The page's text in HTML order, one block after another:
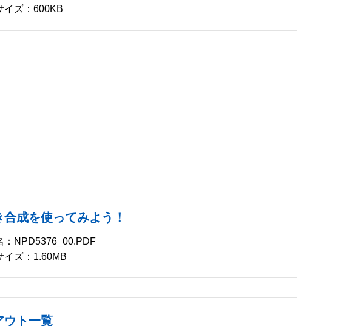
イズ：600KB
合成を使ってみよう！
：NPD5376_00.PDF
イズ：1.60MB
ウト一覧